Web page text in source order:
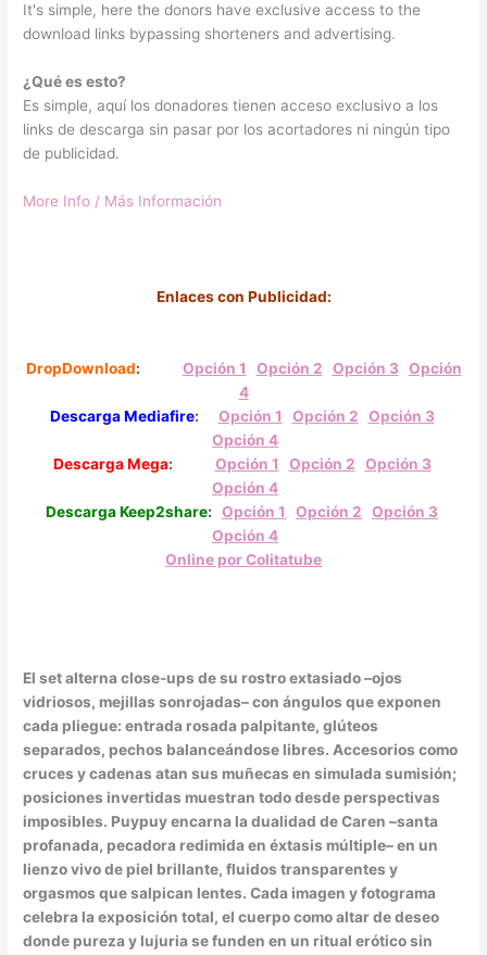
It's simple, here the donors have exclusive access to the
download links bypassing shorteners and advertising.
¿Qué es esto?
Es simple, aquí los donadores tienen acceso exclusivo a los
links de descarga sin pasar por los acortadores ni ningún tipo
de publicidad.
More Info / Más Información
Enlaces con Publicidad:
DropDownload: Opción 1 Opción 2 Opción 3 Opción
4
Descarga Mediafire: Opción 1 Opción 2
Opción 3
Opción 4
Descarga Mega: Opción 1 Opción 2
Opción 3
Opción 4
Descarga Keep2share: Opción 1 Opción 2 Opción 3
Opción 4
Online por Colitatube
El set alterna close-ups de su rostro extasiado –ojos
vidriosos, mejillas sonrojadas– con ángulos que exponen
cada pliegue: entrada rosada palpitante, glúteos
separados, pechos balanceándose libres. Accesorios como
cruces y cadenas atan sus muñecas en simulada sumisión;
posiciones invertidas muestran todo desde perspectivas
imposibles. Puypuy encarna la dualidad de Caren –santa
profanada, pecadora redimida en éxtasis múltiple– en un
lienzo vivo de piel brillante, fluidos transparentes y
orgasmos que salpican lentes. Cada imagen y fotograma
celebra la exposición total, el cuerpo como altar de deseo
donde pureza y lujuria se funden en un ritual erótico sin